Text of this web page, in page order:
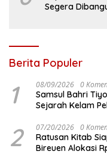
Segera
Berita Populer
1 08/09/2026 0
Samsul Bahri
Sejarah Kelam
2 07/20/2026 0
Ratusan Kitab
Bireuen Alokasi